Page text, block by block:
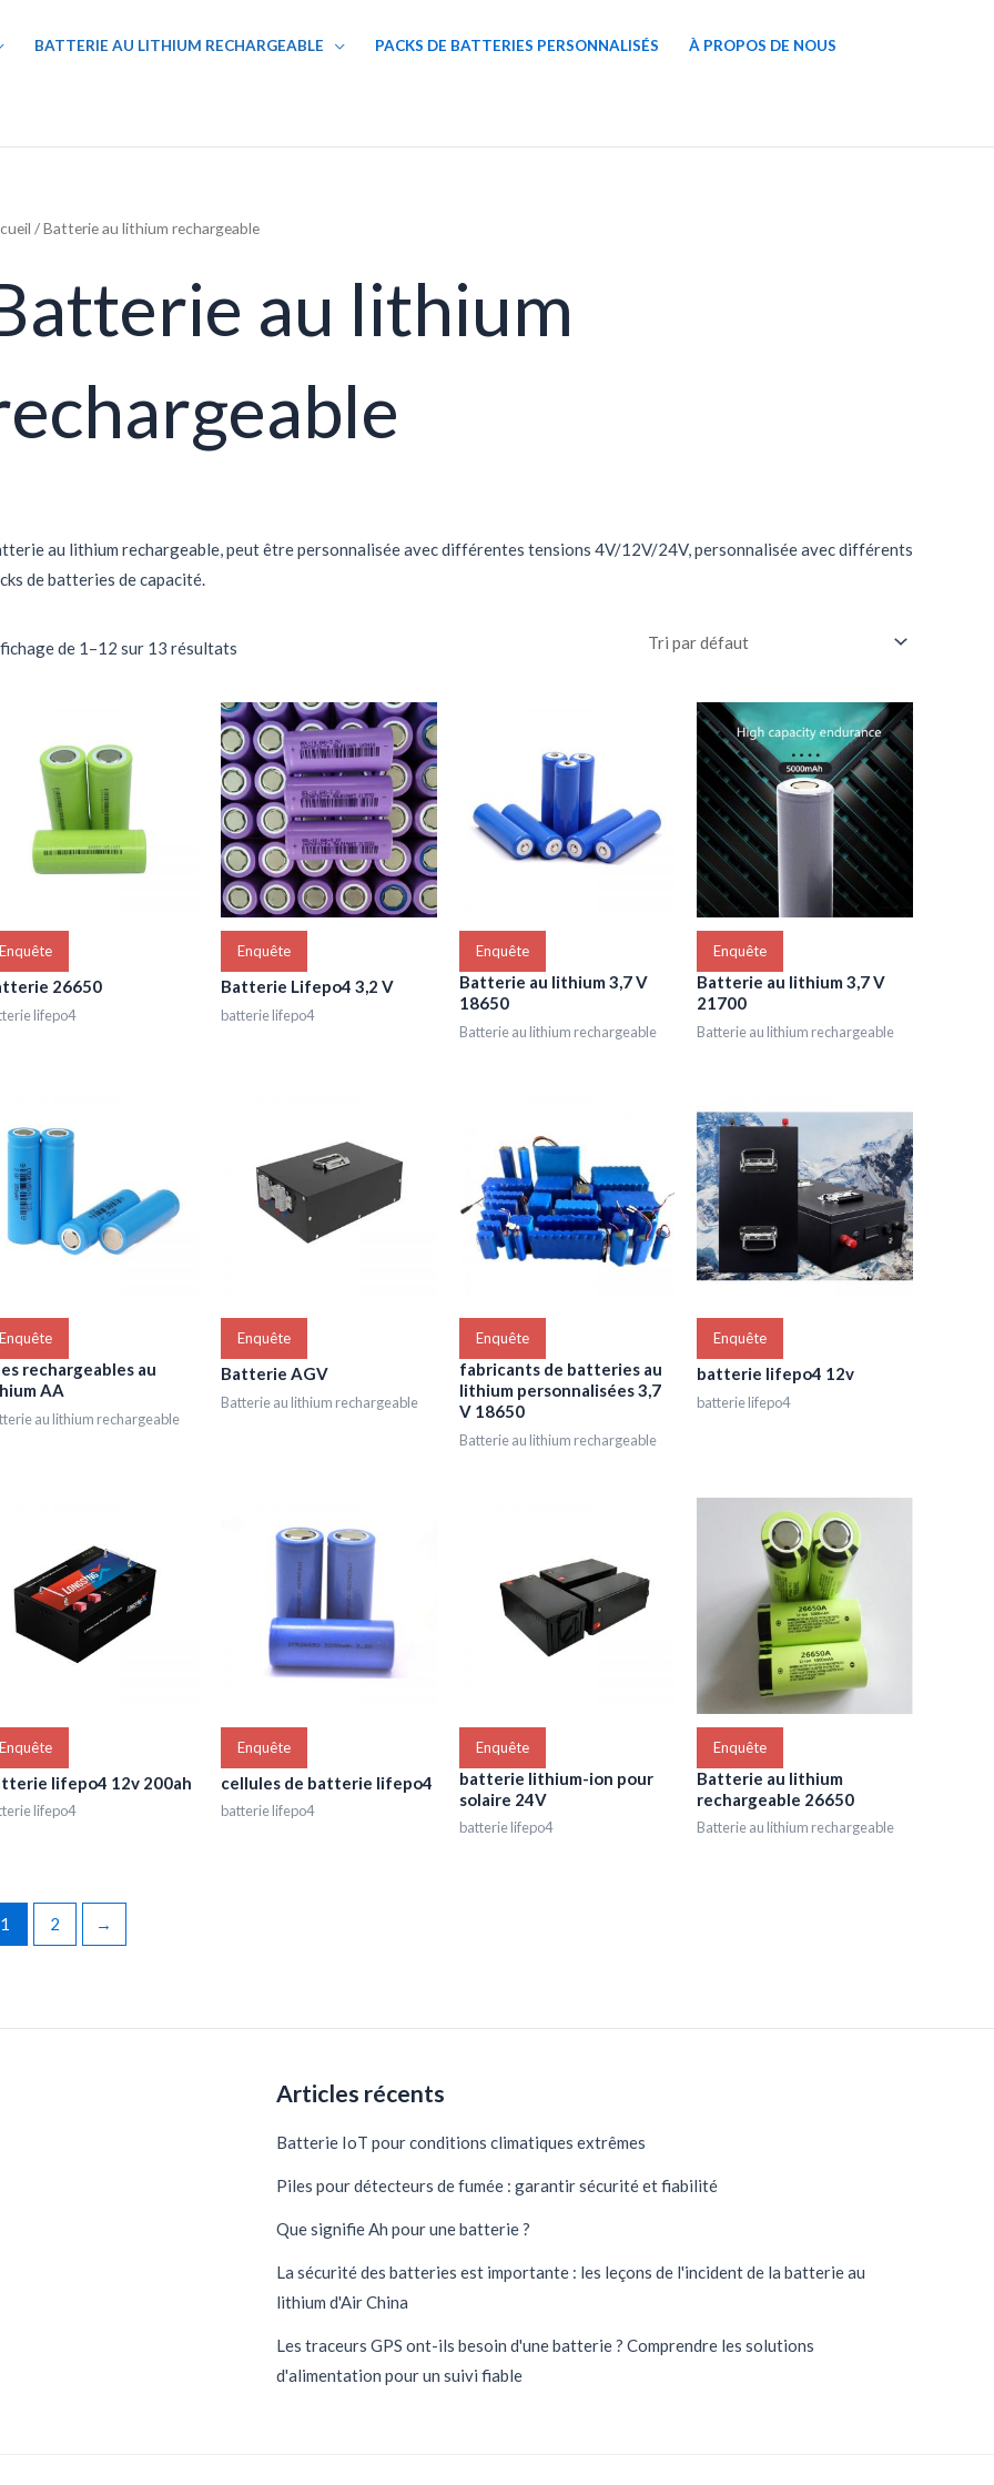
BATTERIE AU LITHIUM RECHARGEABLE PACKS DE BATTERIES PERSONNALISÉS À PROPOS DE NOUS
/ Batterie au lithium rechargeable
au lithium
au lithium rechargeable, peut être personnalisée avec différentes tensions 4V/12V/24V, personnalisée avec différents
de batteries de capacité.
de 1–12 sur 13 résultats
Enquête
26650
lifepo4
Enquête
Batterie Lifepo4 3,2 V
batterie lifepo4
Enquête
Batterie au lithium 3,7 V
18650
Batterie au lithium rechargeable
Enquête
Batterie au lithium 3,7 V
21700
Batterie au lithium rechargeable
Enquête
rechargeables au
AA
au lithium rechargeable
Enquête
Batterie AGV
Batterie au lithium rechargeable
Enquête
fabricants de batteries au
lithium personnalisées 3,7
V 18650
Batterie au lithium rechargeable
Enquête
batterie lifepo4 12v
batterie lifepo4
Enquête
lifepo4 12v 200ah
lifepo4
Enquête
cellules de batterie lifepo4
batterie lifepo4
Enquête
batterie lithium-ion pour
solaire 24V
batterie lifepo4
Enquête
Batterie au lithium
rechargeable 26650
Batterie au lithium rechargeable
1 2 →
Articles récents
Batterie IoT pour conditions climatiques extrêmes
Piles pour détecteurs de fumée : garantir sécurité et fiabilité
Que signifie Ah pour une batterie ?
La sécurité des batteries est importante : les leçons de l'incident de la batterie au
lithium d'Air China
Les traceurs GPS ont-ils besoin d'une batterie ? Comprendre les solutions
d'alimentation pour un suivi fiable
Swedish
German